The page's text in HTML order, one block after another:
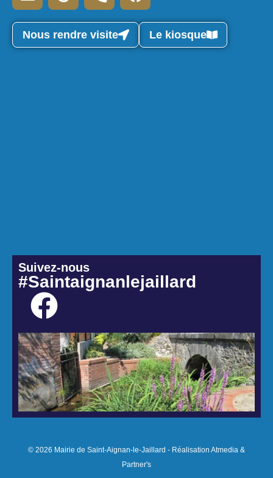
Nous rendre visite Le kiosque
Suivez-nous
#Saintaignanlejaillard
© 2026 Mairie de Saint-Aignan-le-Jaillard - Réalisation Atmedia &
Partner's